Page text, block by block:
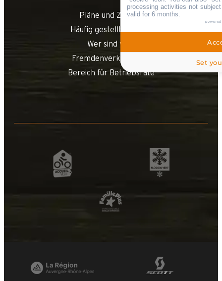
Pläne und Zugang
Häufig gestellte Fragen
Wer sind wir?
Fremdenverkehrsamt
Bereich für Betriebsräte
processing activities not
valid for 6 months.
Set